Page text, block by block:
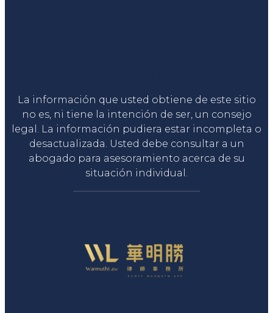
La información que usted obtiene de este sitio
no es, ni tiene la intención de ser, un consejo
legal. La información pudiera estar incompleta o
desactualizada. Usted debe consultar a un
abogado para asesoramiento acerca de su
situación individual.